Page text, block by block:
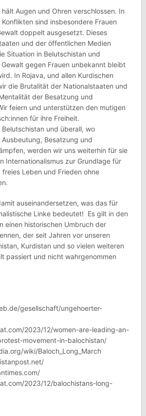
Augen und Ohren verschlossen. In
sind insbesondere Frauen
doppelt ausgesetzt. Dieses
und der öffentlichen Medien
Situation in Belutschistan und
gegen Frauen unbekannt bleibt
In Rojava, und allen Kurdischen
die Brutalität der Nationalstaaten und
der Besatzung und
feiern und unterstützen den mutigen
für ihre Freiheit.
und überall, wo
Besatzung und
werden wir uns weiterhin für sie
Internationalismus zur Grundlage für
Leben und Frieden ohne
auseinandersetzen, was das für
Linke bedeutet! Es gilt in den
einen historischen Umbruch der
der seit Jahren vor unseren
Kurdistan und so vielen weiteren
passiert und nicht wahrgenommen
gesellschaft/ungehoerter-
2023/12/women-are-leading-an-
movement-in-balochistan/
wiki/Baloch_Long_March
2023/12/balochistans-long-